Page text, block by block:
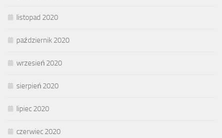
listopad 2020
październik 2020
wrzesień 2020
sierpień 2020
lipiec 2020
czerwiec 2020